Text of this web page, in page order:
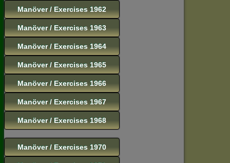
Manöver / Exercises 1962
Manöver / Exercises 1963
Manöver / Exercises 1964
Manöver / Exercises 1965
Manöver / Exercises 1966
Manöver / Exercises 1967
Manöver / Exercises 1968
Manöver / Exercises 1970